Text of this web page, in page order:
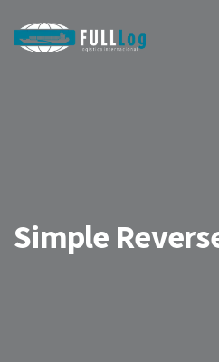
Simple